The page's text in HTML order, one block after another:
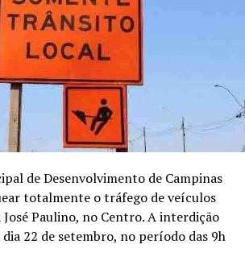
de Desenvolvimento de Campinas
totalmente o tráfego de veículos
José Paulino, no Centro. A interdição
22 de setembro, no período das 9h